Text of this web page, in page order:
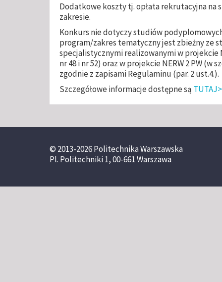
Dodatkowe koszty tj. opłata rekrutacyjna na
zakresie.
Konkurs nie dotyczy studiów
program/zakres tematyczny jest zbieżny ze
specjalistycznymi realizowanymi w projekcie
nr 48 i nr 52) oraz w projekcie NERW 2 PW (w
zgodnie z zapisami Regulaminu (par. 2 ust.4.).
Szczegółowe informacje dostępne są
© 2013-2026 Politechnika Warszawska
Pl. Politechniki 1, 00-661 Warszawa